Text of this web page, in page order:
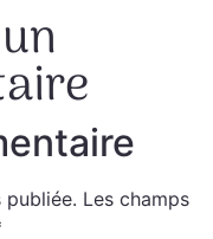
publiée. Les champs